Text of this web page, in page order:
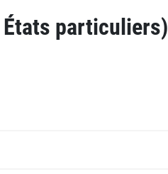
particuliers)